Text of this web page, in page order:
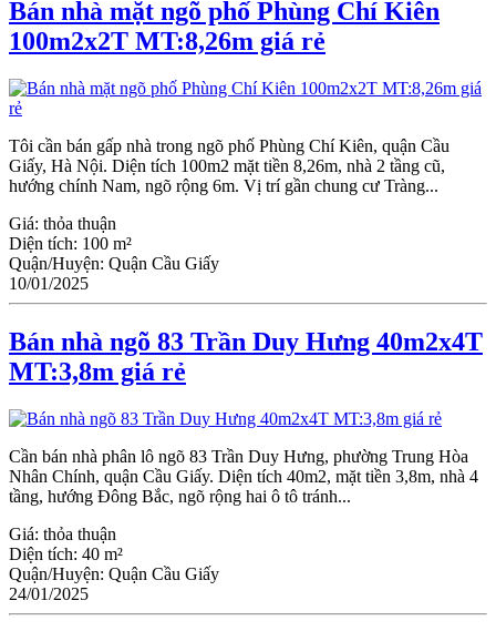
Bán nhà mặt ngõ phố Phùng Chí Kiên
100m2x2T MT:8,26m giá rẻ
Tôi cần bán gấp nhà trong ngõ phố Phùng Chí Kiên, quận Cầu
Giấy, Hà Nội. Diện tích 100m2 mặt tiền 8,26m, nhà 2 tầng cũ,
hướng chính Nam, ngõ rộng 6m. Vị trí gần chung cư Tràng...
Giá: thỏa thuận
Diện tích: 100 m²
Quận/Huyện: Quận Cầu Giấy
10/01/2025
Bán nhà ngõ 83 Trần Duy Hưng 40m2x4T
MT:3,8m giá rẻ
Cần bán nhà phân lô ngõ 83 Trần Duy Hưng, phường Trung Hòa
Nhân Chính, quận Cầu Giấy. Diện tích 40m2, mặt tiền 3,8m, nhà 4
tầng, hướng Đông Bắc, ngõ rộng hai ô tô tránh...
Giá: thỏa thuận
Diện tích: 40 m²
Quận/Huyện: Quận Cầu Giấy
24/01/2025